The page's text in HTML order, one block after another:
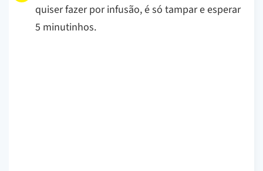
quiser fazer por infusão, é só tampar e esperar
5 minutinhos.